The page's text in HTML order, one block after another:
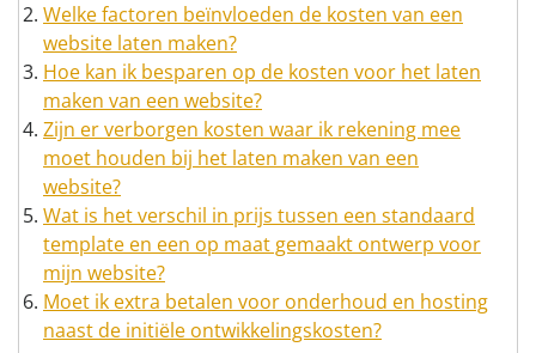
Welke factoren beïnvloeden de kosten van een
website laten maken?
Hoe kan ik besparen op de kosten voor het laten
maken van een website?
Zijn er verborgen kosten waar ik rekening mee
moet houden bij het laten maken van een
website?
Wat is het verschil in prijs tussen een standaard
template en een op maat gemaakt ontwerp voor
mijn website?
Moet ik extra betalen voor onderhoud en hosting
naast de initiële ontwikkelingskosten?